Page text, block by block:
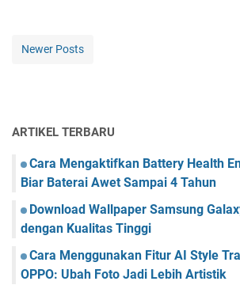
Newer Posts
ARTIKEL TERBARU
Cara Mengaktifkan Battery Health
Biar Baterai Awet Sampai 4 Tahun
Download Wallpaper Samsung
dengan Kualitas Tinggi
Cara Menggunakan Fitur AI Style
OPPO: Ubah Foto Jadi Lebih Artistik